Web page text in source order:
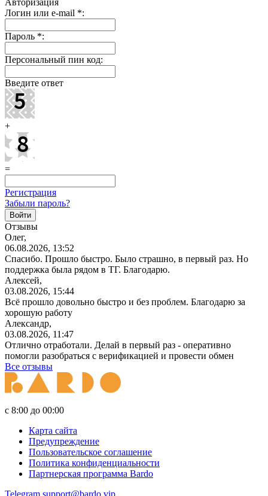
Логин или e-mail *:
Пароль *:
Персональный пин код:
Введите ответ
+
=
Регистрация
Забыли пароль?
Отзывы
Олег,
06.08.2026, 13:52
Спасибо. Прошло быстро. Было страшно, в первый раз. Но
поддержка была рядом в ТГ. Благодарю.
Алексей,
03.08.2026, 15:44
Всё прошло довольно быстро и без проблем. Благодарю за
хорошую работу
Александр,
03.08.2026, 11:47
Отлично отработали. Делай в первый раз - оперативно
помогли разобраться с верификацией и провести обмен
Все отзывы
с 8:00 до 00:00
Карта сайта
Предупреждение
Пользовательское соглашение
Политика конфиденциальности
Партнерская программа Bardo
Telegram support@bardo.vip